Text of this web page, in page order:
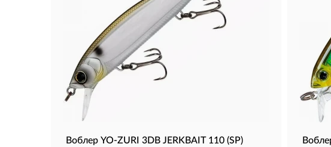
Воблер YO-ZURI 3DB JERKBAIT 110 (SP)